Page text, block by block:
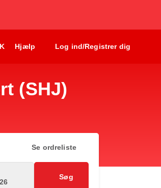
Hjælp Log ind/Registrer dig
(SHJ)
Se ordreliste
Søg